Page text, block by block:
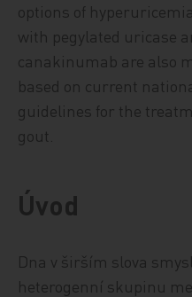
options of
with pegylated uricase
canakinumab are also
based on current
guidelines for the
gout.
Úvod
Dna v širším slova
heterogenní skupinu